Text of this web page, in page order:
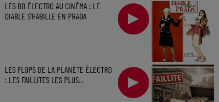
LES BO ÉLECTRO AU CINÉMA : LE
DIABLE S'HABILLE EN PRADA
LES FLOPS DE LA PLANÈTE ÉLECTRO
: LES FAILLITES LES PLUS...